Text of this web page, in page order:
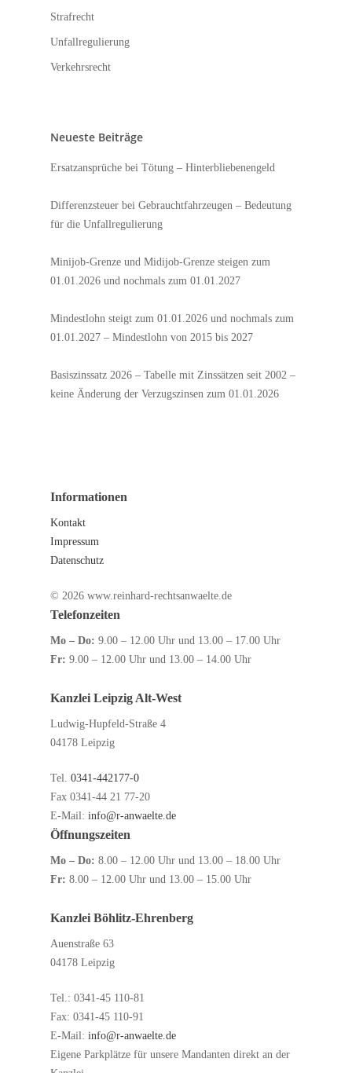
Strafrecht
Unfallregulierung
Verkehrsrecht
Neueste Beiträge
Ersatzansprüche bei Tötung – Hinterbliebenengeld
Differenzsteuer bei Gebrauchtfahrzeugen – Bedeutung
für die Unfallregulierung
Minijob-Grenze und Midijob-Grenze steigen zum
01.01.2026 und nochmals zum 01.01.2027
Mindestlohn steigt zum 01.01.2026 und nochmals zum
01.01.2027 – Mindestlohn von 2015 bis 2027
Basiszinssatz 2026 – Tabelle mit Zinssätzen seit 2002 –
keine Änderung der Verzugszinsen zum 01.01.2026
Informationen
Kontakt
Impressum
Datenschutz
© 2026 www.reinhard-rechtsanwaelte.de
Telefonzeiten
Mo – Do: 9.00 – 12.00 Uhr und 13.00 – 17.00 Uhr
Fr: 9.00 – 12.00 Uhr und 13.00 – 14.00 Uhr
Kanzlei Leipzig Alt-West
Ludwig-Hupfeld-Straße 4
04178 Leipzig
Tel. 0341-442177-0
Fax 0341-44 21 77-20
E-Mail: info@r-anwaelte.de
Öffnungszeiten
Mo – Do: 8.00 – 12.00 Uhr und 13.00 – 18.00 Uhr
Fr: 8.00 – 12.00 Uhr und 13.00 – 15.00 Uhr
Kanzlei Böhlitz-Ehrenberg
Auenstraße 63
04178 Leipzig
Tel.: 0341-45 110-81
Fax: 0341-45 110-91
E-Mail: info@r-anwaelte.de
Eigene Parkplätze für unsere Mandanten direkt an der